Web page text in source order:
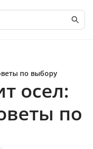
по выбору
осел:
по